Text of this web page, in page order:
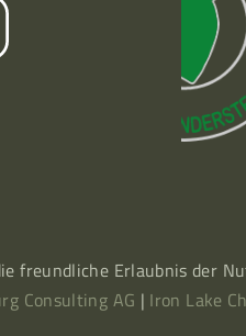
freundliche Erlaubnis der
Consulting AG | Iron Lake